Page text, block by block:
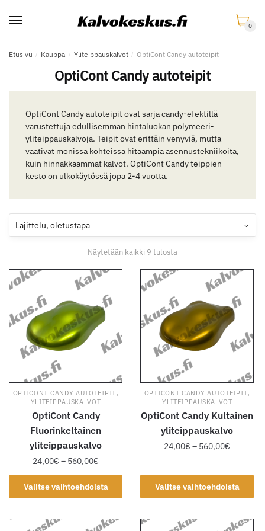
0
Etusivu / Kauppa / Yliteippauskalvot / OptiCont Candy autoteipit
OptiCont Candy autoteipit
OptiCont Candy autoteipit ovat sarja candy-efektillä
varustettuja edullisemman hintaluokan polymeeri-
yliteippauskalvoja. Teipit ovat erittäin venyviä, mutta
vaativat monissa kohteissa hitaampia asennustekniikoita,
kuin hinnakkaammat kalvot. OptiCont Candy teippien
kesto on ulkokäytössä jopa 2-4 vuotta.
Näytetään kaikki 9 tulosta
OPTICONT CANDY AUTOTEIPIT,
YLITEIPPAUSKALVOT
OptiCont Candy
Fluorinkeltainen
yliteippauskalvo
24,00€ – 560,00€
24,00€
-
560,00€
Valitse vaihtoehdoista
Tällä
tuotteella
useampi
OPTICONT CANDY AUTOTEIPIT,
YLITEIPPAUSKALVOT
OptiCont Candy Kultainen
yliteippauskalvo
24,00€ – 560,00€
560,00€
Valitse vaihtoehdoista
tuotteella
on
muunnelma.